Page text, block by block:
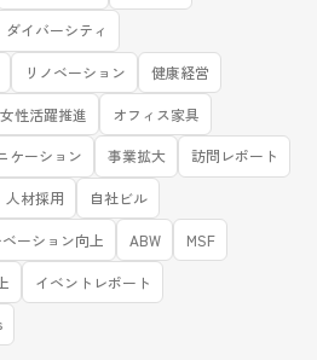
ダイバーシティ
リノベーション 健康経営
女性活躍推進 オフィス家具
ケーション 事業拡大 訪問レポート
人材採用 自社ビル
ーション向上 ABW MSF
イベントレポート